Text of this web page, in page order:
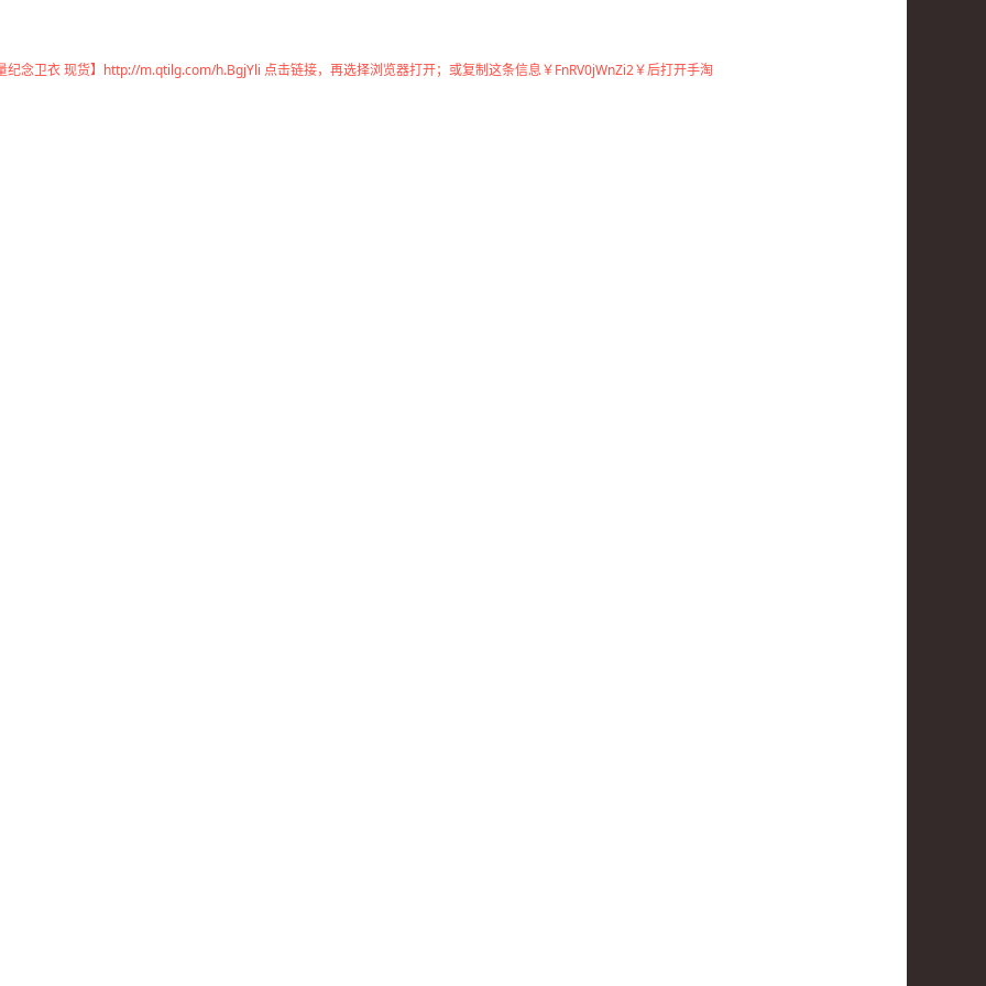
纪念卫衣 现货】http://m.qtilg.com/h.BgjYli 点击链接，再选择浏览器打开；或复制这条信息￥FnRV0jWnZi2￥后打开手淘